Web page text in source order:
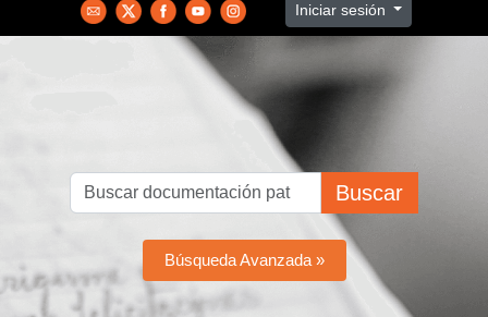
Iniciar sesión
Buscar
Búsqueda Avanzada »